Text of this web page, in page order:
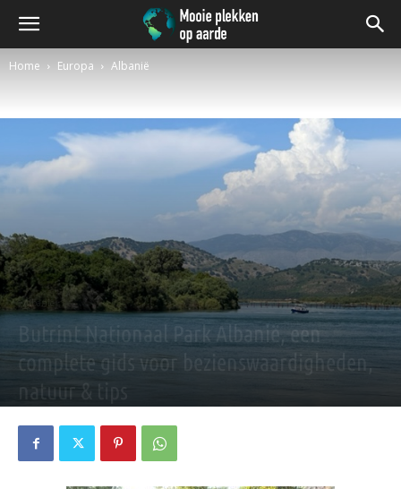
Home Europa Albanië
Albanië
Butrint Nationaal Park Albanië, een
complete gids voor bezienswaardigheden,
natuur & tips